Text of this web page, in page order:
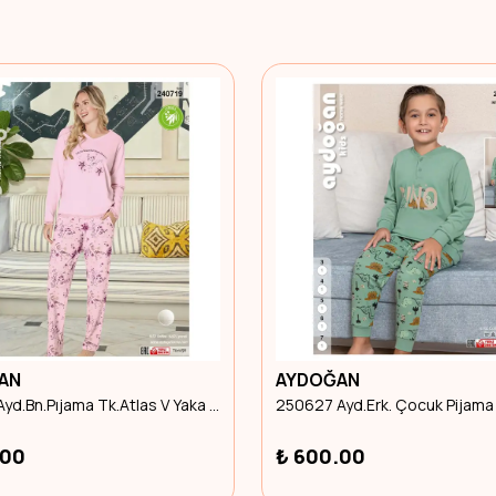
240719 Ayd.Bn.Pıjama Tk.Atlas V Yaka U.Kol Xl Beden
AYDOĞAN
₺ 600.00